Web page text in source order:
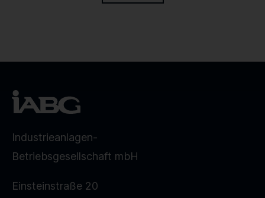
Industrieanlagen-
Betriebsgesellschaft mbH
Einsteinstraße 20